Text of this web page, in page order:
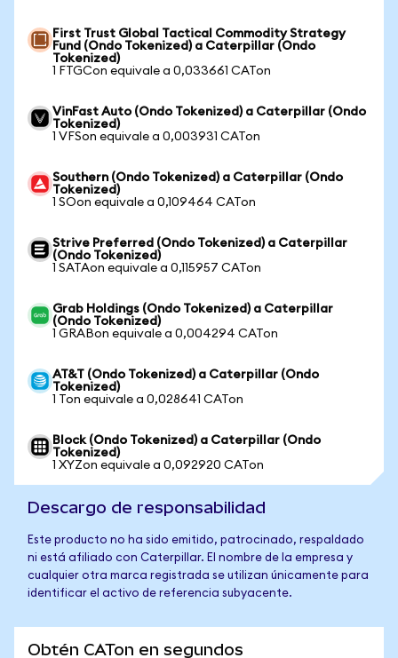
First Trust Global Tactical Commodity Strategy
Fund (Ondo Tokenized) a Caterpillar (Ondo
Tokenized)
1 FTGCon equivale a 0,033661 CATon
VinFast Auto (Ondo Tokenized) a Caterpillar (Ondo
Tokenized)
1 VFSon equivale a 0,003931 CATon
Southern (Ondo Tokenized) a Caterpillar (Ondo
Tokenized)
1 SOon equivale a 0,109464 CATon
Strive Preferred (Ondo Tokenized) a Caterpillar
(Ondo Tokenized)
1 SATAon equivale a 0,115957 CATon
Grab Holdings (Ondo Tokenized) a Caterpillar
(Ondo Tokenized)
1 GRABon equivale a 0,004294 CATon
AT&T (Ondo Tokenized) a Caterpillar (Ondo
Tokenized)
1 Ton equivale a 0,028641 CATon
Block (Ondo Tokenized) a Caterpillar (Ondo
Tokenized)
1 XYZon equivale a 0,092920 CATon
Descargo de responsabilidad
Este producto no ha sido emitido, patrocinado, respaldado
ni está afiliado con Caterpillar. El nombre de la empresa y
cualquier otra marca registrada se utilizan únicamente para
identificar el activo de referencia subyacente.
Obtén CATon en segundos